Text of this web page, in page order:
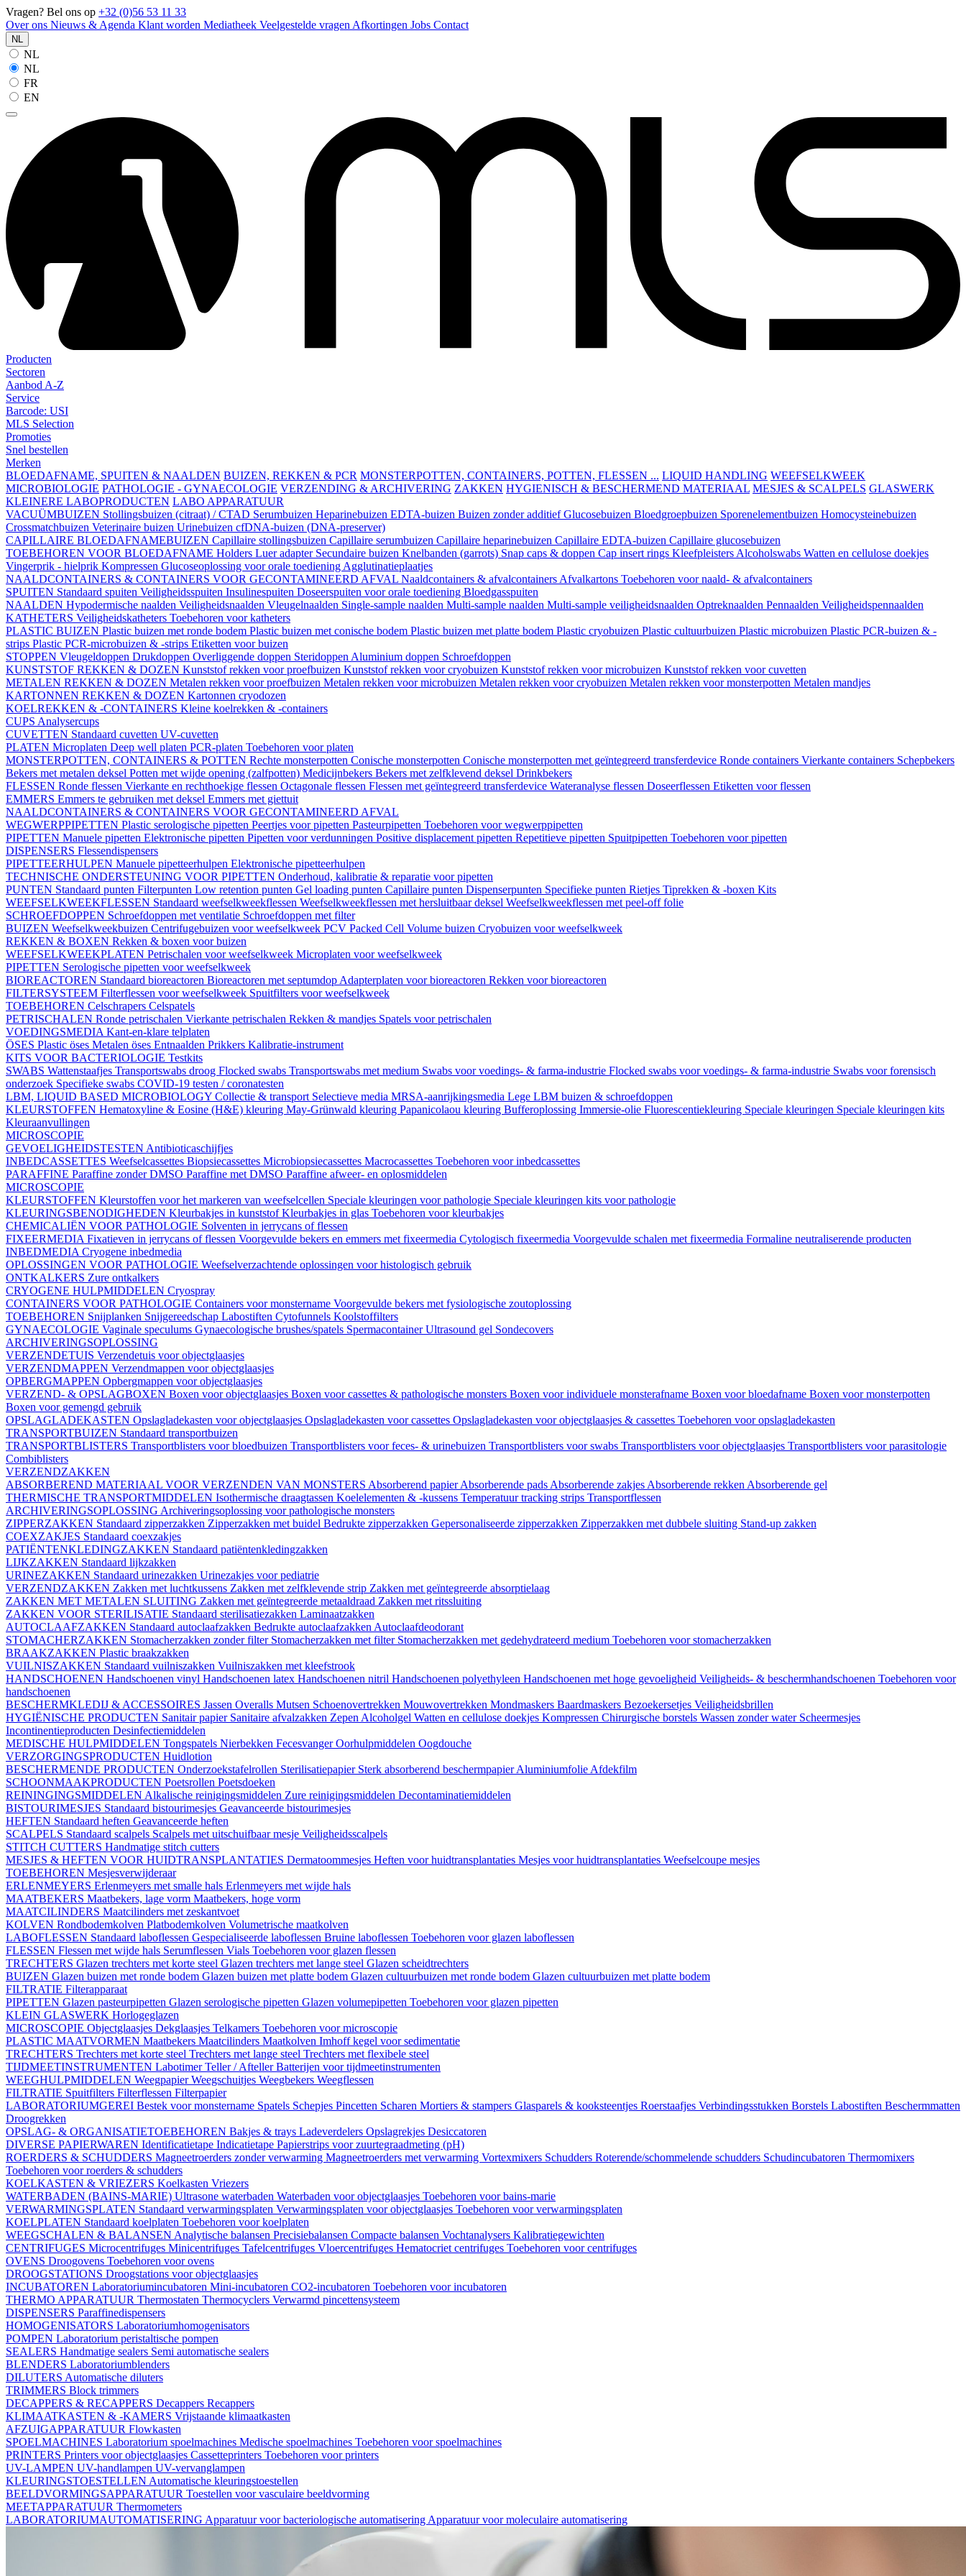
Vragen? Bel ons op +32 (0)56 53 11 33
Over ons Nieuws & Agenda Klant worden Mediatheek Veelgestelde vragen Afkortingen Jobs Contact
NL
NL
NL
FR
EN
Producten
Sectoren
Aanbod A-Z
Service
Barcode: USI
MLS Selection
Promoties
Snel bestellen
Merken
BLOEDAFNAME, SPUITEN & NAALDEN BUIZEN, REKKEN & PCR MONSTERPOTTEN, CONTAINERS, POTTEN, FLESSEN ... LIQUID HANDLING WEEFSELKWEEK
MICROBIOLOGIE PATHOLOGIE - GYNAECOLOGIE VERZENDING & ARCHIVERING ZAKKEN HYGIENISCH & BESCHERMEND MATERIAAL MESJES & SCALPELS GLASWERK
KLEINERE LABOPRODUCTEN LABO APPARATUUR
VACUÜMBUIZEN Stollingsbuizen (citraat) / CTAD Serumbuizen Heparinebuizen EDTA-buizen Buizen zonder additiefGlucosebuizen Bloedgroepbuizen Sporenelementbuizen Homocysteinebuizen
Crossmatchbuizen Veterinaire buizen Urinebuizen cfDNA-buizen (DNA-preserver)
CAPILLAIRE BLOEDAFNAMEBUIZEN Capillaire stollingsbuizen Capillaire serumbuizen Capillaire heparinebuizen Capillaire EDTA-buizen Capillaire glucosebuizen
TOEBEHOREN VOOR BLOEDAFNAME Holders Luer adapter Secundaire buizen Knelbanden (garrots) Snap caps & doppen Cap insert rings Kleefpleisters Alcoholswabs Watten en cellulose doekjes
Vingerprik - hielprik Kompressen Glucoseoplossing voor orale toediening Agglutinatieplaatjes
NAALDCONTAINERS & CONTAINERS VOOR GECONTAMINEERD AFVAL Naaldcontainers & afvalcontainers Afvalkartons Toebehoren voor naald- & afvalcontainers
SPUITEN Standaard spuiten Veiligheidsspuiten Insulinespuiten Doseerspuiten voor orale toediening Bloedgasspuiten
NAALDEN Hypodermische naalden Veiligheidsnaalden Vleugelnaalden Single-sample naalden Multi-sample naalden Multi-sample veiligheidsnaalden Optreknaalden Pennaalden Veiligheidspennaalden
KATHETERS Veiligheidskatheters Toebehoren voor katheters
PLASTIC BUIZEN Plastic buizen met ronde bodem Plastic buizen met conische bodem Plastic buizen met platte bodem Plastic cryobuizen Plastic cultuurbuizen Plastic microbuizen Plastic PCR-buizen & -
strips Plastic PCR-microbuizen & -strips Etiketten voor buizen
STOPPEN Vleugeldoppen Drukdoppen Overliggende doppen Steridoppen Aluminium doppen Schroefdoppen
KUNSTSTOF REKKEN & DOZEN Kunststof rekken voor proefbuizen Kunststof rekken voor cryobuizen Kunststof rekken voor microbuizen Kunststof rekken voor cuvetten
METALEN REKKEN & DOZEN Metalen rekken voor proefbuizen Metalen rekken voor microbuizen Metalen rekken voor cryobuizen Metalen rekken voor monsterpotten Metalen mandjes
KARTONNEN REKKEN & DOZEN Kartonnen cryodozen
KOELREKKEN & -CONTAINERS Kleine koelrekken & -containers
CUPS Analysercups
CUVETTEN Standaard cuvetten UV-cuvetten
PLATEN Microplaten Deep well platen PCR-platen Toebehoren voor platen
MONSTERPOTTEN, CONTAINERS & POTTEN Rechte monsterpotten Conische monsterpotten Conische monsterpotten met geïntegreerd transferdevice Ronde containers Vierkante containers Schepbekers
Bekers met metalen deksel Potten met wijde opening (zalfpotten) Medicijnbekers Bekers met zelfklevend deksel Drinkbekers
FLESSEN Ronde flessen Vierkante en rechthoekige flessen Octagonale flessen Flessen met geïntegreerd transferdevice Wateranalyse flessen Doseerflessen Etiketten voor flessen
EMMERS Emmers te gebruiken met deksel Emmers met giettuit
NAALDCONTAINERS & CONTAINERS VOOR GECONTAMINEERD AFVAL
WEGWERPPIPETTEN Plastic serologische pipetten Peertjes voor pipetten Pasteurpipetten Toebehoren voor wegwerppipetten
PIPETTEN Manuele pipetten Elektronische pipetten Pipetten voor verdunningen Positive displacement pipetten Repetitieve pipetten Spuitpipetten Toebehoren voor pipetten
DISPENSERS Flessendispensers
PIPETTEERHULPEN Manuele pipetteerhulpen Elektronische pipetteerhulpen
TECHNISCHE ONDERSTEUNING VOOR PIPETTEN Onderhoud, kalibratie & reparatie voor pipetten
PUNTEN Standaard punten Filterpunten Low retention punten Gel loading punten Capillaire punten Dispenserpunten Specifieke punten Rietjes Tiprekken & -boxen Kits
WEEFSELKWEEKFLESSEN Standaard weefselkweekflessen Weefselkweekflessen met hersluitbaar deksel Weefselkweekflessen met peel-off folie
SCHROEFDOPPEN Schroefdoppen met ventilatie Schroefdoppen met filter
BUIZEN Weefselkweekbuizen Centrifugebuizen voor weefselkweek PCV Packed Cell Volume buizen Cryobuizen voor weefselkweek
REKKEN & BOXEN Rekken & boxen voor buizen
WEEFSELKWEEKPLATEN Petrischalen voor weefselkweek Microplaten voor weefselkweek
PIPETTEN Serologische pipetten voor weefselkweek
BIOREACTOREN Standaard bioreactoren Bioreactoren met septumdop Adapterplaten voor bioreactoren Rekken voor bioreactoren
FILTERSYSTEEM Filterflessen voor weefselkweek Spuitfilters voor weefselkweek
TOEBEHOREN Celschrapers Celspatels
PETRISCHALEN Ronde petrischalen Vierkante petrischalen Rekken & mandjes Spatels voor petrischalen
VOEDINGSMEDIA Kant-en-klare telplaten
ÖSES Plastic öses Metalen öses Entnaalden Prikkers Kalibratie-instrument
KITS VOOR BACTERIOLOGIE Testkits
SWABS Wattenstaafjes Transportswabs droog Flocked swabs Transportswabs met medium Swabs voor voedings- & farma-industrie Flocked swabs voor voedings- & farma-industrie Swabs voor forensisch
onderzoek Specifieke swabs COVID-19 testen / coronatesten
LBM, LIQUID BASED MICROBIOLOGY Collectie & transport Selectieve media MRSA-aanrijkingsmedia Lege LBM buizen & schroefdoppen
KLEURSTOFFEN Hematoxyline & Eosine (H&E) kleuring May-Grünwald kleuring Papanicolaou kleuring Bufferoplossing Immersie-olie Fluorescentiekleuring Speciale kleuringen Speciale kleuringen kits
Kleuraanvullingen
MICROSCOPIE
GEVOELIGHEIDSTESTEN Antibioticaschijfjes
INBEDCASSETTES Weefselcassettes Biopsiecassettes Microbiopsiecassettes Macrocassettes Toebehoren voor inbedcassettes
PARAFFINE Paraffine zonder DMSO Paraffine met DMSO Paraffine afweer- en oplosmiddelen
MICROSCOPIE
KLEURSTOFFEN Kleurstoffen voor het markeren van weefselcellen Speciale kleuringen voor pathologie Speciale kleuringen kits voor pathologie
KLEURINGSBENODIGHEDEN Kleurbakjes in kunststofKleurbakjes in glas Toebehoren voor kleurbakjes
CHEMICALIËN VOOR PATHOLOGIE Solventen in jerrycans of flessen
FIXEERMEDIA Fixatieven in jerrycans of flessen Voorgevulde bekers en emmers met fixeermedia Cytologisch fixeermedia Voorgevulde schalen met fixeermedia Formaline neutraliserende producten
INBEDMEDIA Cryogene inbedmedia
OPLOSSINGEN VOOR PATHOLOGIE Weefselverzachtende oplossingen voor histologisch gebruik
ONTKALKERS Zure ontkalkers
CRYOGENE HULPMIDDELEN Cryospray
CONTAINERS VOOR PATHOLOGIE Containers voor monstername Voorgevulde bekers met fysiologische zoutoplossing
TOEBEHOREN Snijplanken Snijgereedschap Labostiften Cytofunnels Koolstoffilters
GYNAECOLOGIE Vaginale speculums Gynaecologische brushes/spatels SpermacontainerUltrasound gel Sondecovers
ARCHIVERINGSOPLOSSING
VERZENDETUIS Verzendetuis voor objectglaasjes
VERZENDMAPPEN Verzendmappen voor objectglaasjes
OPBERGMAPPEN Opbergmappen voor objectglaasjes
VERZEND- & OPSLAGBOXEN Boxen voor objectglaasjes Boxen voor cassettes & pathologische monsters Boxen voor individuele monsterafname Boxen voor bloedafname Boxen voor monsterpotten
Boxen voor gemengd gebruik
OPSLAGLADEKASTEN Opslagladekasten voor objectglaasjes Opslagladekasten voor cassettes Opslagladekasten voor objectglaasjes & cassettes Toebehoren voor opslagladekasten
TRANSPORTBUIZEN Standaard transportbuizen
TRANSPORTBLISTERS Transportblisters voor bloedbuizen Transportblisters voor feces- & urinebuizen Transportblisters voor swabs Transportblisters voor objectglaasjes Transportblisters voor parasitologie
Combiblisters
VERZENDZAKKEN
ABSORBEREND MATERIAAL VOOR VERZENDEN VAN MONSTERS Absorberend papierAbsorberende pads Absorberende zakjes Absorberende rekken Absorberende gel
THERMISCHE TRANSPORTMIDDELEN Isothermische draagtassen Koelelementen & -kussens Temperatuur tracking strips Transportflessen
ARCHIVERINGSOPLOSSING Archiveringsoplossing voor pathologische monsters
ZIPPERZAKKEN Standaard zipperzakken Zipperzakken met buidel Bedrukte zipperzakken Gepersonaliseerde zipperzakken Zipperzakken met dubbele sluiting Stand-up zakken
COEXZAKJES Standaard coexzakjes
PATIËNTENKLEDINGZAKKEN Standaard patiëntenkledingzakken
LIJKZAKKEN Standaard lijkzakken
URINEZAKKEN Standaard urinezakken Urinezakjes voor pediatrie
VERZENDZAKKEN Zakken met luchtkussens Zakken met zelfklevende strip Zakken met geïntegreerde absorptielaag
ZAKKEN MET METALEN SLUITING Zakken met geïntegreerde metaaldraad Zakken met ritssluiting
ZAKKEN VOOR STERILISATIE Standaard sterilisatiezakken Laminaatzakken
AUTOCLAAFZAKKEN Standaard autoclaafzakken Bedrukte autoclaafzakken Autoclaafdeodorant
STOMACHERZAKKEN Stomacherzakken zonder filter Stomacherzakken met filter Stomacherzakken met gedehydrateerd medium Toebehoren voor stomacherzakken
BRAAKZAKKEN Plastic braakzakken
VUILNISZAKKEN Standaard vuilniszakken Vuilniszakken met kleefstrook
HANDSCHOENEN Handschoenen vinyl Handschoenen latex Handschoenen nitril Handschoenen polyethyleen Handschoenen met hoge gevoeligheid Veiligheids- & beschermhandschoenen Toebehoren voor
handschoenen
BESCHERMKLEDIJ & ACCESSOIRES Jassen Overalls Mutsen Schoenovertrekken Mouwovertrekken Mondmaskers Baardmaskers Bezoekersetjes Veiligheidsbrillen
HYGIËNISCHE PRODUCTEN Sanitair papier Sanitaire afvalzakken Zepen Alcoholgel Watten en cellulose doekjes Kompressen Chirurgische borstels Wassen zonder water Scheermesjes
Incontinentieproducten Desinfectiemiddelen
MEDISCHE HULPMIDDELEN Tongspatels Nierbekken FecesvangerOorhulpmiddelen Oogdouche
VERZORGINGSPRODUCTEN Huidlotion
BESCHERMENDE PRODUCTEN Onderzoekstafelrollen Sterilisatiepapier Sterk absorberend beschermpapierAluminiumfolie Afdekfilm
SCHOONMAAKPRODUCTEN Poetsrollen Poetsdoeken
REININGINGSMIDDELEN Alkalische reinigingsmiddelen Zure reinigingsmiddelen Decontaminatiemiddelen
BISTOURIMESJES Standaard bistourimesjes Geavanceerde bistourimesjes
HEFTEN Standaard heften Geavanceerde heften
SCALPELS Standaard scalpels Scalpels met uitschuifbaar mesje Veiligheidsscalpels
STITCH CUTTERS Handmatige stitch cutters
MESJES & HEFTEN VOOR HUIDTRANSPLANTATIES Dermatoommesjes Heften voor huidtransplantaties Mesjes voor huidtransplantaties Weefselcoupe mesjes
TOEBEHOREN Mesjesverwijderaar
ERLENMEYERS Erlenmeyers met smalle hals Erlenmeyers met wijde hals
MAATBEKERS Maatbekers, lage vorm Maatbekers, hoge vorm
MAATCILINDERS Maatcilinders met zeskantvoet
KOLVEN Rondbodemkolven Platbodemkolven Volumetrische maatkolven
LABOFLESSEN Standaard laboflessen Gespecialiseerde laboflessen Bruine laboflessen Toebehoren voor glazen laboflessen
FLESSEN Flessen met wijde hals Serumflessen Vials Toebehoren voor glazen flessen
TRECHTERS Glazen trechters met korte steel Glazen trechters met lange steel Glazen scheidtrechters
BUIZEN Glazen buizen met ronde bodem Glazen buizen met platte bodem Glazen cultuurbuizen met ronde bodem Glazen cultuurbuizen met platte bodem
FILTRATIE Filterapparaat
PIPETTEN Glazen pasteurpipetten Glazen serologische pipetten Glazen volumepipetten Toebehoren voor glazen pipetten
KLEIN GLASWERK Horlogeglazen
MICROSCOPIE Objectglaasjes Dekglaasjes Telkamers Toebehoren voor microscopie
PLASTIC MAATVORMEN Maatbekers Maatcilinders Maatkolven Imhoff kegel voor sedimentatie
TRECHTERS Trechters met korte steel Trechters met lange steel Trechters met flexibele steel
TIJDMEETINSTRUMENTEN LabotimerTeller / AftellerBatterijen voor tijdmeetinstrumenten
WEEGHULPMIDDELEN WeegpapierWeegschuitjes Weegbekers Weegflessen
FILTRATIE Spuitfilters Filterflessen Filterpapier
LABORATORIUMGEREI Bestek voor monstername Spatels Schepjes Pincetten Scharen Mortiers & stampers Glasparels & kooksteentjes Roerstaafjes Verbindingsstukken Borstels Labostiften Beschermmatten
Droogrekken
OPSLAG- & ORGANISATIETOEBEHOREN Bakjes & trays Ladeverdelers Opslagrekjes Desiccatoren
DIVERSE PAPIERWAREN Identificatietape Indicatietape Papierstrips voor zuurtegraadmeting (pH)
ROERDERS & SCHUDDERS Magneetroerders zonder verwarming Magneetroerders met verwarming Vortexmixers Schudders Roterende/schommelende schudders Schudincubatoren Thermomixers
Toebehoren voor roerders & schudders
KOELKASTEN & VRIEZERS Koelkasten Vriezers
WATERBADEN (BAINS-MARIE) Ultrasone waterbaden Waterbaden voor objectglaasjes Toebehoren voor bains-marie
VERWARMINGSPLATEN Standaard verwarmingsplaten Verwarmingsplaten voor objectglaasjes Toebehoren voor verwarmingsplaten
KOELPLATEN Standaard koelplaten Toebehoren voor koelplaten
WEEGSCHALEN & BALANSEN Analytische balansen Precisiebalansen Compacte balansen Vochtanalysers Kalibratiegewichten
CENTRIFUGES Microcentrifuges Minicentrifuges Tafelcentrifuges Vloercentrifuges Hematocriet centrifuges Toebehoren voor centrifuges
OVENS Droogovens Toebehoren voor ovens
DROOGSTATIONS Droogstations voor objectglaasjes
INCUBATOREN Laboratoriumincubatoren Mini-incubatoren CO2-incubatoren Toebehoren voor incubatoren
THERMO APPARATUUR Thermostaten Thermocyclers Verwarmd pincettensysteem
DISPENSERS Paraffinedispensers
HOMOGENISATORS Laboratoriumhomogenisators
POMPEN Laboratorium peristaltische pompen
SEALERS Handmatige sealers Semi automatische sealers
BLENDERS Laboratoriumblenders
DILUTERS Automatische diluters
TRIMMERS Block trimmers
DECAPPERS & RECAPPERS Decappers Recappers
KLIMAATKASTEN & -KAMERS Vrijstaande klimaatkasten
AFZUIGAPPARATUUR Flowkasten
SPOELMACHINES Laboratorium spoelmachines Medische spoelmachines Toebehoren voor spoelmachines
PRINTERS Printers voor objectglaasjes Cassetteprinters Toebehoren voor printers
UV-LAMPEN UV-handlampen UV-vervanglampen
KLEURINGSTOESTELLEN Automatische kleuringstoestellen
BEELDVORMINGSAPPARATUUR Toestellen voor vasculaire beeldvorming
MEETAPPARATUUR Thermometers
LABORATORIUMAUTOMATISERING Apparatuur voor bacteriologische automatisering Apparatuur voor moleculaire automatisering